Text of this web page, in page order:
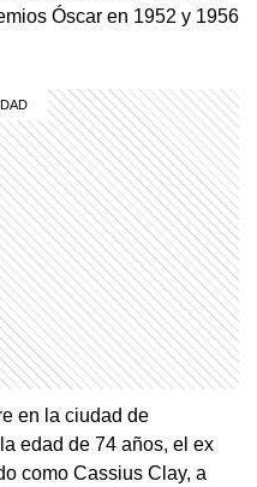
Óscar en 1952 y 1956
en la ciudad de
edad de 74 años, el ex
como Cassius Clay, a